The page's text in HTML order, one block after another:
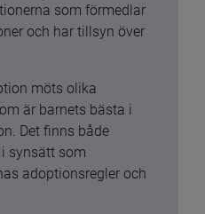
som förmedlar
och har tillsyn över
möts olika
är barnets bästa i
Det finns både
synsätt som
adoptionsregler och